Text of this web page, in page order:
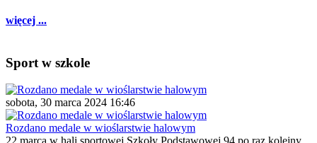
więcej ...
Sport w szkole
sobota, 30 marca 2024 16:46
Rozdano medale w wioślarstwie halowym